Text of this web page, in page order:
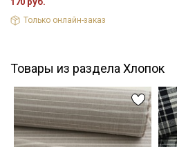
Только онлайн-заказ
Товары из раздела Хлопок